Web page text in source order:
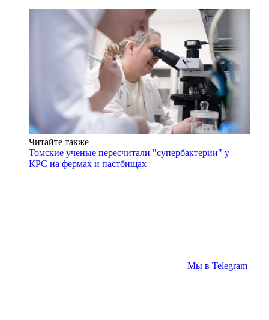
Читайте также
Томские ученые пересчитали "супербактерии" у
КРС на фермах и пастбищах
Мы в Telegram